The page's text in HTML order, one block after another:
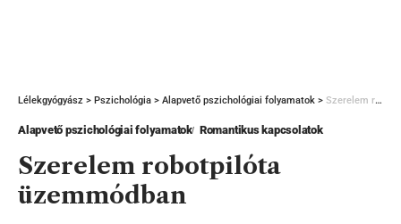
Lélekgyógyász > Pszichológia > Alapvető pszichológiai folyamatok > Szerelem robotpilóta üzemmódban
Alapvető pszichológiai folyamatok Romantikus kapcsolatok
Szerelem robotpilóta
üzemmódban